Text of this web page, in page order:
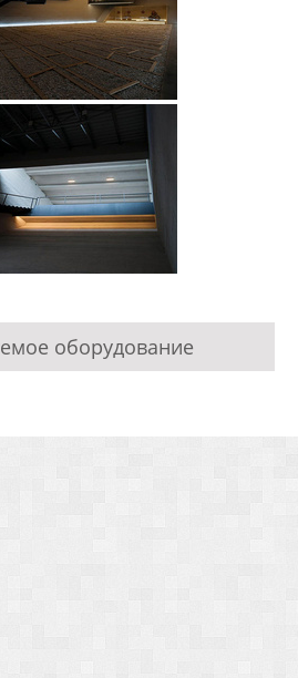
оборудование